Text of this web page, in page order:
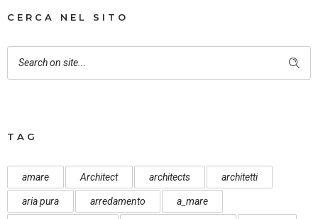
CERCA NEL SITO
TAG
amare Architect architects architetti
aria pura arredamento a_mare